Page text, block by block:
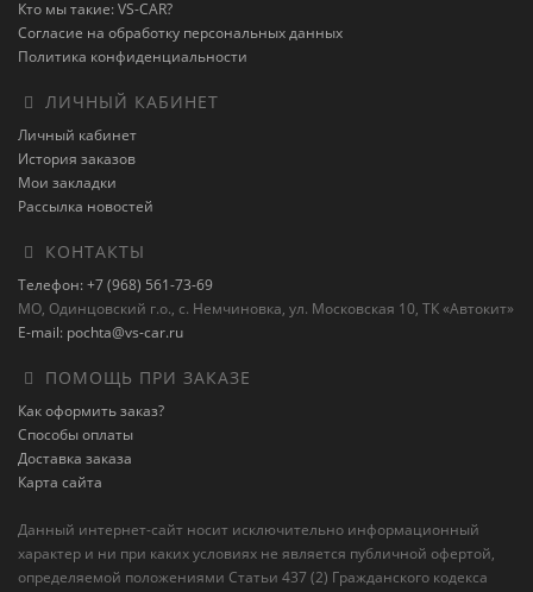
Кто мы такие: VS-CAR?
Согласие на обработку персональных данных
Политика конфиденциальности
ЛИЧНЫЙ КАБИНЕТ
Личный кабинет
История заказов
Мои закладки
Рассылка новостей
КОНТАКТЫ
Телефон: +7 (968) 561-73-69
МО, Одинцовский г.о., с. Немчиновка, ул. Московская 10, ТК «Автокит»
E-mail: pochta@vs-car.ru
ПОМОЩЬ ПРИ ЗАКАЗЕ
Как оформить заказ?
Способы оплаты
Доставка заказа
Карта сайта
Данный интернет-сайт носит исключительно информационный
характер и ни при каких условиях не является публичной офертой,
определяемой положениями Статьи 437 (2) Гражданского кодекса